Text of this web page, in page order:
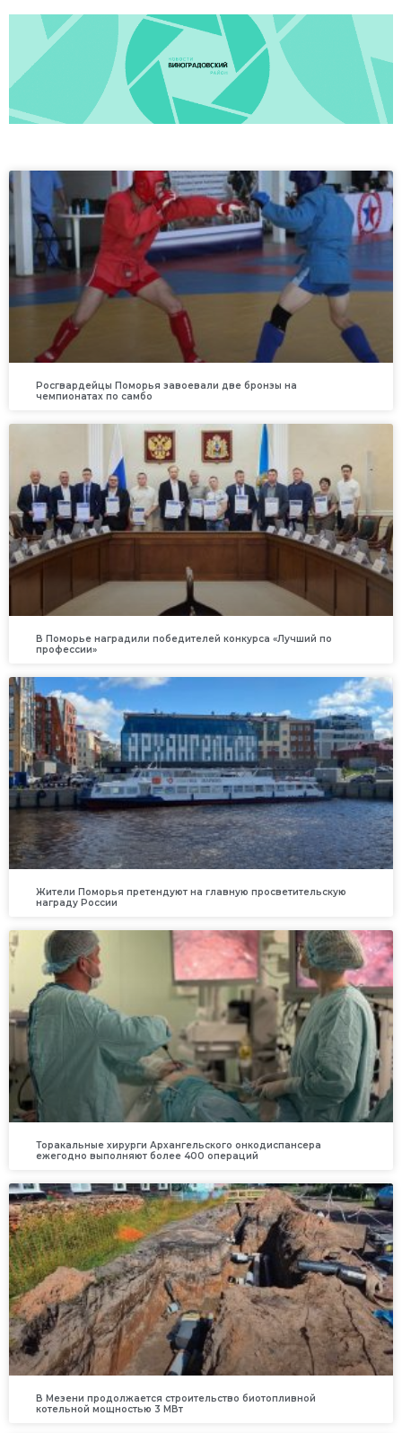
Росгвардейцы Поморья завоевали две бронзы на
чемпионатах по самбо
В Поморье наградили победителей конкурса «Лучший по
профессии»
Жители Поморья претендуют на главную просветительскую
награду России
Торакальные хирурги Архангельского онкодиспансера
ежегодно выполняют более 400 операций
В Мезени продолжается строительство биотопливной
котельной мощностью 3 МВт